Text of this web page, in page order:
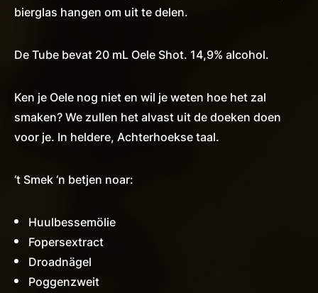
bierglas hangen om uit te delen.
De Tube bevat 20 mL Oele Shot. 14,9% alcohol.
Ken je Oele nog niet en wil je weten hoe het zal
smaken? We zullen het alvast uit de doeken doen
voor je. In heldere, Achterhoekse taal.
‘t Smek ‘n betjen noar:
Huulbessemölie
Fopersextract
Droadnägel
Poggenzweit